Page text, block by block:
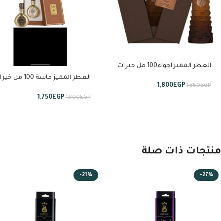
العطر المميز اجواء100 مل خيرات
1,850EGP
1,800EGP
العطر المميز ماسة 100
1,800EGP
1,750EGP
منتجات ذات صلة
-27%
-21%